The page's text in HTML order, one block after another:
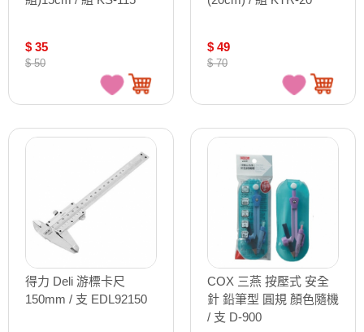
$ 35
$ 50
$ 49
$ 70
得力 Deli 游標卡尺
150mm / 支 EDL92150
COX 三燕 按壓式 安全
針 鉛筆型 圓規 顏色隨機
/ 支 D-900